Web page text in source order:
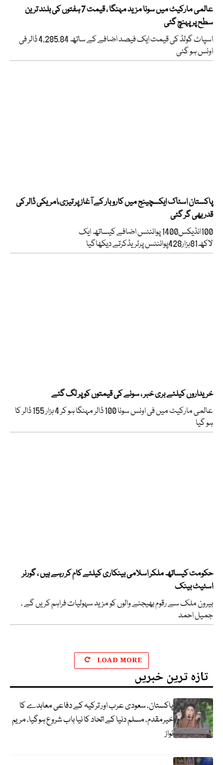
عالمی مارکیٹ میں سونا مزید مہنگا ، قیمت 7 ہفتوں کی بلند ترین
سطح پر پہنچ گئی
اسپاٹ گولڈ کی قیمت ایک فیصد اضافے کے ساتھ 4,285.84 ڈالر فی
اونس ہو گئی
پاکستان اسٹاک ایکسچینج میں کاروبار کے آغاز پر تیزی،امریکی ڈالر کی
قدر بھی گر گئی
100انڈیکس1400 پوائنٹس اضافے کیساتھ ایک
لاکھ81ہزار428پوائنٹس پرٹریڈکرتے دیکھاگیا
خریداروں کیلئے بری خبر ، سونے کی قیمتوں کو پر لگ گئے
عالمی مارکیٹ میں فی اونس سونا 100 ڈالر مہنگا ہو کر 4 ہزار 155 ڈالر کا
ہو گیا
حکومت کیساتھ ملکر اسلامی بینکاری کیلئے کام کر رہے ہیں ، گورنر
اسٹیٹ بینک
بیرون ملک سے رقوم بھیجنے والوں کو مزید سہولیات فراہم کریں گے ،
جمیل احمد
LOAD MORE
تازہ ترین خبریں
پاکستان، سعودی عرب اور ترکیہ کے دفاعی معاہدے کا
خیرمقدم، مسلم دنیا کے اتحاد کا نیا باب شروع ہوگیا، مریم
نواز